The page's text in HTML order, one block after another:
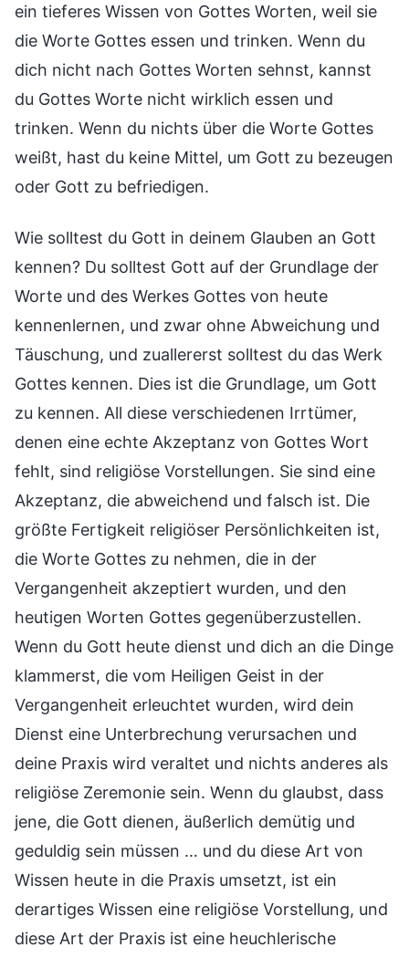
ein tieferes Wissen von Gottes Worten, weil sie
die Worte Gottes essen und trinken. Wenn du
dich nicht nach Gottes Worten sehnst, kannst
du Gottes Worte nicht wirklich essen und
trinken. Wenn du nichts über die Worte Gottes
weißt, hast du keine Mittel, um Gott zu bezeugen
oder Gott zu befriedigen.
Wie solltest du Gott in deinem Glauben an Gott
kennen? Du solltest Gott auf der Grundlage der
Worte und des Werkes Gottes von heute
kennenlernen, und zwar ohne Abweichung und
Täuschung, und zuallererst solltest du das Werk
Gottes kennen. Dies ist die Grundlage, um Gott
zu kennen. All diese verschiedenen Irrtümer,
denen eine echte Akzeptanz von Gottes Wort
fehlt, sind religiöse Vorstellungen. Sie sind eine
Akzeptanz, die abweichend und falsch ist. Die
größte Fertigkeit religiöser Persönlichkeiten ist,
die Worte Gottes zu nehmen, die in der
Vergangenheit akzeptiert wurden, und den
heutigen Worten Gottes gegenüberzustellen.
Wenn du Gott heute dienst und dich an die Dinge
klammerst, die vom Heiligen Geist in der
Vergangenheit erleuchtet wurden, wird dein
Dienst eine Unterbrechung verursachen und
deine Praxis wird veraltet und nichts anderes als
religiöse Zeremonie sein. Wenn du glaubst, dass
jene, die Gott dienen, äußerlich demütig und
geduldig sein müssen … und du diese Art von
Wissen heute in die Praxis umsetzt, ist ein
derartiges Wissen eine religiöse Vorstellung, und
diese Art der Praxis ist eine heuchlerische